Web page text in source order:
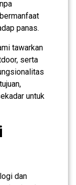
panas.
tawarkan
serta
untuk
dan